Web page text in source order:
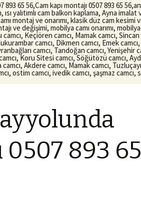
893 65 56,Cam kapı montajı 0507 893 65
yalıtımlı cam balkon kaplama, Ayna imalat
montaj ve onarımı, klasik düz cam kesimi
ve değişimi, mobilya camı onarımı,
Keçiören camcı, Mamak camcı,
camcı, Dikmen camcı, Emek
camcı, Tandoğan camcı, Yenişehir
Koru Sitesi camcı, Söğütözü camcı,
Akdere camcı, Mamak camcı,
ostim camcı, ivedik camcı, şaşmaz
0507 893 65